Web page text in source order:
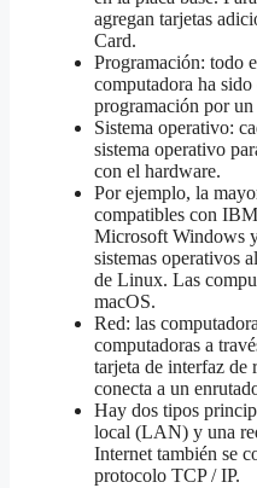
agregan tarjetas
Card.
Programación: todo
computadora ha
programación por un
Sistema operativo:
sistema operativo
con el hardware.
Por ejemplo, la
compatibles con
Microsoft Windows
sistemas operativos
de Linux. Las
macOS.
Red: las
computadoras a
tarjeta de interfaz
conecta a un
Hay dos tipos
local (LAN) y una
Internet también se
protocolo TCP / IP.